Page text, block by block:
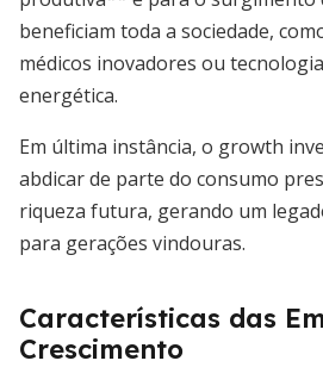
beneficiam toda a sociedade,
médicos inovadores ou
energética.
Em última instância, o growth
abdicar de parte do consumo
riqueza futura, gerando um
para gerações vindouras.
Características das
Crescimento